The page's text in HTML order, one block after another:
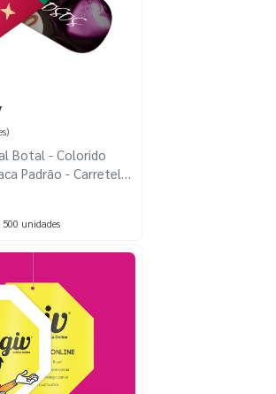
Botal - Colorido
Padrão - Carretel
unidades